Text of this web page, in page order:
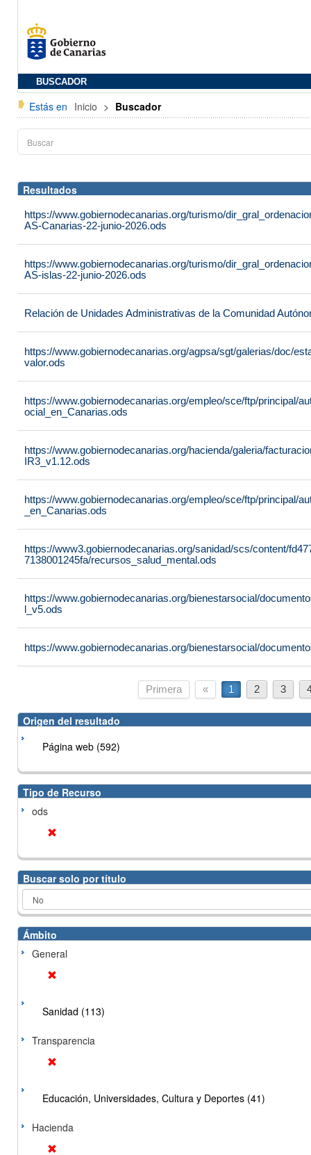
BUSCADOR
Estás en Inicio > Buscador
Resultados
https://www.gobiernodecanarias.org/turismo/
AS-Canarias-22-junio-2026.ods
https://www.gobiernodecanarias.org/turismo/
AS-islas-22-junio-2026.ods
Relación de Unidades Administrativas de la Comunidad
https://www.gobiernodecanarias.org/agpsa/sgt/galerias/doc/
valor.ods
https://www.gobiernodecanarias.org/empleo/sce/ftp/principal/
ocial_en_Canarias.ods
https://www.gobiernodecanarias.org/hacienda/galeria/
IR3_v1.12.ods
https://www.gobiernodecanarias.org/empleo/sce/ftp/principal/
_en_Canarias.ods
https://www3.gobiernodecanarias.org/sanidad/scs/content/
7138001245fa/recursos_salud_mental.ods
https://www.gobiernodecanarias.org/bienestarsocial/
l_v5.ods
https://www.gobiernodecanarias.org/bienestarsocial/
Primera « 1 2 3
Origen del resultado
Página web (592)
Tipo de Recurso
ods
Buscar solo por título
Ámbito
General
Sanidad (113)
Transparencia
Educación, Universidades, Cultura y Deportes (41)
Hacienda